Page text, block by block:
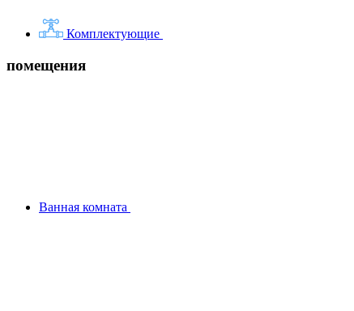
Комплектующие
помещения
Ванная комната